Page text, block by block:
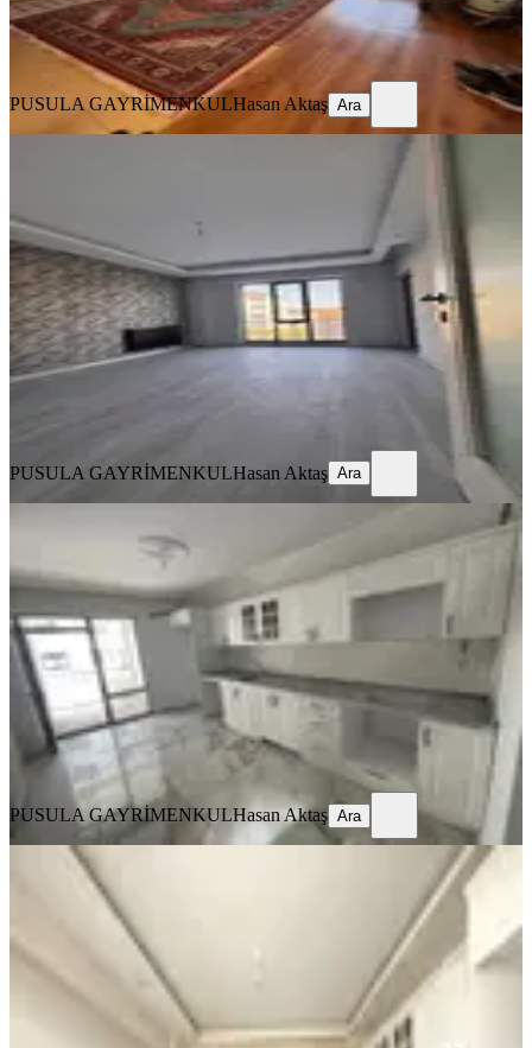
PUSULA GAYRİMENKULHasan Aktaş
PUSULA GAYRİMENKULHasan Aktaş Ara
Abdullahpaşa Mahallesi Satılık Sıfır
Merkez, Abdullah Paşa Mahallesi
2+1·120 m²·2. Kat·07.08.2026
3.870.000 ₺
PUSULA GAYRİMENKUL Hasan Aktaş
PUSULA GAYRİMENKULHasan Aktaş Ara
Üniversite Mah. 3+1 Sıfır Satılık Daire
Merkez, Üniversite Mahallesi
3+1· 155 m²·3. Kat ·
4.500.000 ₺
PUSULA GAYRİMENKULHasan Aktaş
PUSULA GAYRİMENKULHasan Aktaş Ara
[a.cihangiroğlu]ferah Yaşam Alanı/7-
Merkez, Doğu Kent Mahallesi
3+1· 07.08.2026
5.350.000 ₺